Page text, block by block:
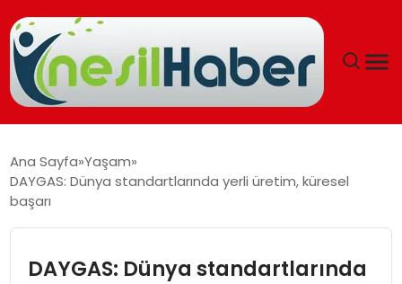
Ana Sayfa Yaşam
DAYGAS: Dünya standartlarında yerli üretim, küresel
başarı
DAYGAS: Dünya standartlarında